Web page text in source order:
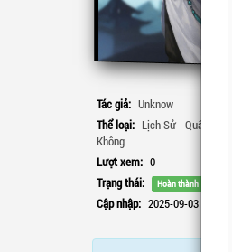
Tác giả: Unknow
Thể loại: Lịch Sử - Quân Sự
Không
Lượt xem: 0
Trạng thái:
Hoàn thành
Cập nhập: 2025-09-03 16:05:50